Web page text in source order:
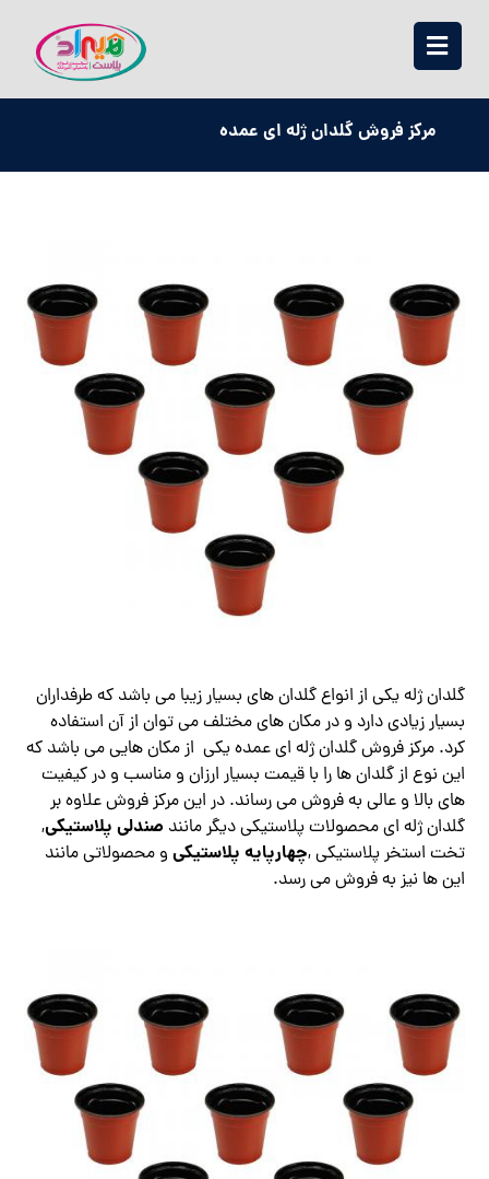
مرکز فروش گلدان ژله ای عمده
گلدان ژله یکی از انواع گلدان های بسیار زیبا می باشد که طرفداران
بسیار زیادی دارد و در مکان های مختلف می توان از آن استفاده
کرد. مرکز فروش گلدان ژله ای عمده یکی از مکان هایی می باشد که
این نوع از گلدان ها را با قیمت بسیار ارزان و مناسب و در کیفیت
های بالا و عالی به فروش می رساند. در این مرکز فروش علاوه بر
گلدان ژله ای محصولات پلاستیکی دیگر مانند صندلی پلاستیکی,
تخت استخر پلاستیکی ,چهارپایه پلاستیکی و محصولاتی مانند
این ها نیز به فروش می رسد.